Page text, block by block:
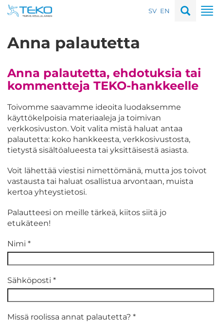
Hyppää
sisältöön
SV EN
Anna palautetta
Anna palautetta, ehdotuksia tai
kommentteja TEKO-hankkeelle
Toivomme saavamme ideoita luodaksemme
käyttökelpoisia materiaaleja ja toimivan
verkkosivuston. Voit valita mistä haluat antaa
palautetta: koko hankkeesta, verkkosivustosta,
tietystä sisältöalueesta tai yksittäisestä asiasta.
Voit lähettää viestisi nimettömänä, mutta jos toivot
vastausta tai haluat osallistua arvontaan, muista
kertoa yhteystietosi.
Palautteesi on meille tärkeä, kiitos siitä jo
etukäteen!
Nimi *
Sähköposti *
Missä roolissa annat palautetta? *